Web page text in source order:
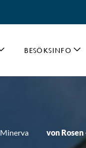
BESÖKSINFO
Minerva von